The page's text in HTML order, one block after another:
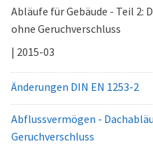
Abläufe für Gebäude - Teil 2:
ohne Geruchverschluss
| 2015-03
Änderungen DIN EN 1253-2
Abflussvermögen -
Geruchverschluss